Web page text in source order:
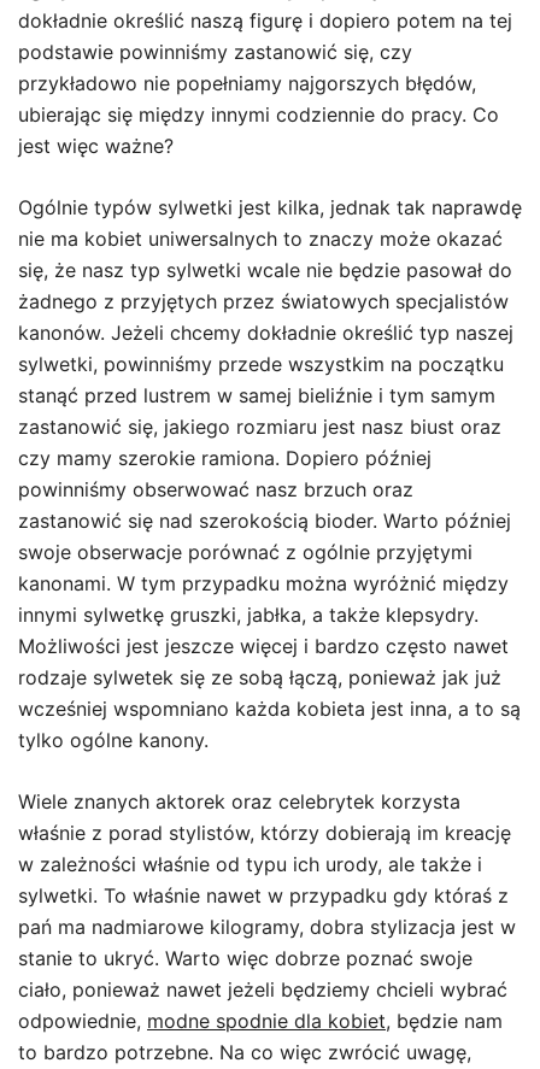
dokładnie określić naszą figurę i dopiero potem na tej
podstawie powinniśmy zastanowić się, czy
przykładowo nie popełniamy najgorszych błędów,
ubierając się między innymi codziennie do pracy. Co
jest więc ważne?
Ogólnie typów sylwetki jest kilka, jednak tak naprawdę
nie ma kobiet uniwersalnych to znaczy może okazać
się, że nasz typ sylwetki wcale nie będzie pasował do
żadnego z przyjętych przez światowych specjalistów
kanonów. Jeżeli chcemy dokładnie określić typ naszej
sylwetki, powinniśmy przede wszystkim na początku
stanąć przed lustrem w samej bieliźnie i tym samym
zastanowić się, jakiego rozmiaru jest nasz biust oraz
czy mamy szerokie ramiona. Dopiero później
powinniśmy obserwować nasz brzuch oraz
zastanowić się nad szerokością bioder. Warto później
swoje obserwacje porównać z ogólnie przyjętymi
kanonami. W tym przypadku można wyróżnić między
innymi sylwetkę gruszki, jabłka, a także klepsydry.
Możliwości jest jeszcze więcej i bardzo często nawet
rodzaje sylwetek się ze sobą łączą, ponieważ jak już
wcześniej wspomniano każda kobieta jest inna, a to są
tylko ogólne kanony.
Wiele znanych aktorek oraz celebrytek korzysta
właśnie z porad stylistów, którzy dobierają im kreację
w zależności właśnie od typu ich urody, ale także i
sylwetki. To właśnie nawet w przypadku gdy któraś z
pań ma nadmiarowe kilogramy, dobra stylizacja jest w
stanie to ukryć. Warto więc dobrze poznać swoje
ciało, ponieważ nawet jeżeli będziemy chcieli wybrać
odpowiednie, modne spodnie dla kobiet, będzie nam
to bardzo potrzebne. Na co więc zwrócić uwagę,